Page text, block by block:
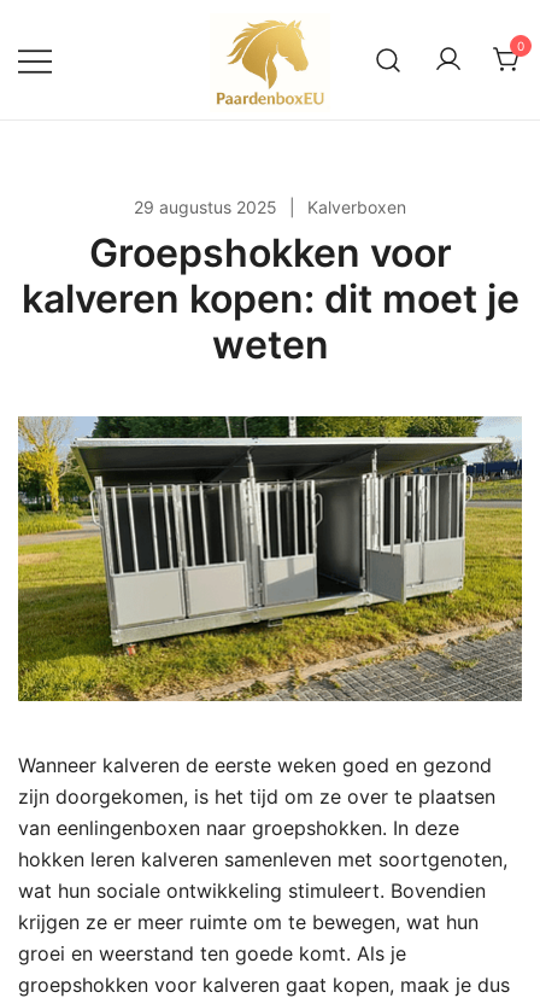
naar
de
0
29 augustus 2025 Kalverboxen
Groepshokken voor
kalveren kopen: dit moet je
weten
Wanneer kalveren de eerste weken goed en gezond
zijn doorgekomen, is het tijd om ze over te plaatsen
van eenlingenboxen naar groepshokken. In deze
hokken leren kalveren samenleven met soortgenoten,
wat hun sociale ontwikkeling stimuleert. Bovendien
krijgen ze er meer ruimte om te bewegen, wat hun
groei en weerstand ten goede komt. Als je
groepshokken voor kalveren gaat kopen, maak je dus